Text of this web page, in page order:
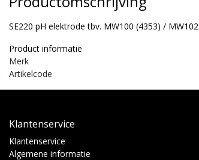
SE220 pH elektrode tbv. MW100 (4353) /
Product informatie
Merk
Artikelcode
Klantenservice
Klantenservice
Algemene informatie